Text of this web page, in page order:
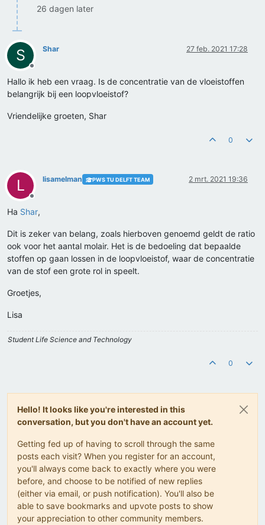
26 dagen later
S
Offline
Shar 27 feb. 2021 17:28
Hallo ik heb een vraag. Is de concentratie van de vloeistoffen
belangrijk bij een loopvloeistof?
Vriendelijke groeten, Shar
0
L
Offline
lisamelman PWS TU DELFT TEAM 2 mrt. 2021 19:36
Ha Shar,
Dit is zeker van belang, zoals hierboven genoemd geldt de ratio
ook voor het aantal molair. Het is de bedoeling dat bepaalde
stoffen op gaan lossen in de loopvloeistof, waar de concentratie
van de stof een grote rol in speelt.
Groetjes,
Lisa
Student Life Science and Technology
0
Hello! It looks like you're interested in this
conversation, but you don't have an account yet.
Getting fed up of having to scroll through the same
posts each visit? When you register for an account,
you'll always come back to exactly where you were
before, and choose to be notified of new replies
(either via email, or push notification). You'll also be
able to save bookmarks and upvote posts to show
your appreciation to other community members.